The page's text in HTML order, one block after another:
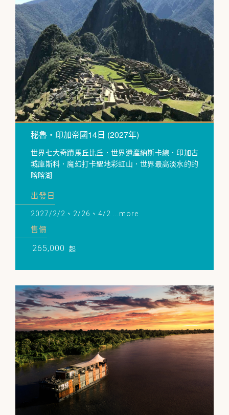
秘魯・印加帝國14日 (2027年)
世界七大奇蹟馬丘比丘．世界遺產納斯卡線．印加古
城庫斯科．魔幻打卡聖地彩虹山．世界最高淡水的的
喀喀湖
出發日
2027/2/2、2/26、4/2 ...more
售價
265,000 起